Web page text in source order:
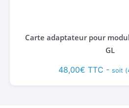
Carte adaptateur pour
GL
48,00€ TTC - soit (